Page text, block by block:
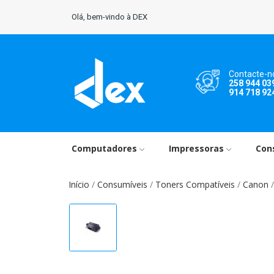
Olá, bem-vindo à DEX
Contacte-
258 944
914 718
Computadores Impressoras
Início Consumíveis Toners Compatíveis Canon